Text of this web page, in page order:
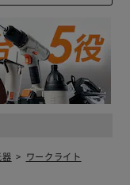
ワークライト